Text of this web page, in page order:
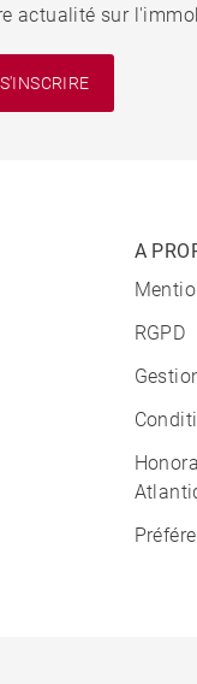
actualité sur
S'INSCRIRE
A
RGPD